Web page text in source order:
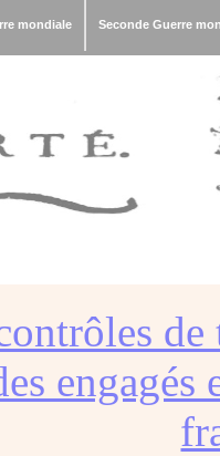
mondiale Seconde Guerre